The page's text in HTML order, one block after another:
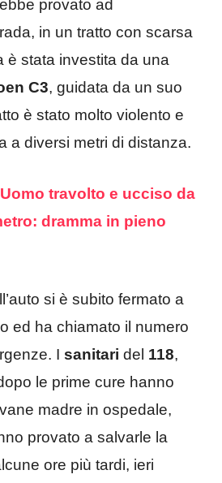
provato ad
in un tratto con scarsa
è stata investita da una
C3, guidata da un suo
è stato molto violento e
a diversi metri di distanza.
Uomo travolto e ucciso da
dramma in pieno
si è subito fermato a
ed ha chiamato il numero
I sanitari del 118,
le prime cure hanno
madre in ospedale,
provato a salvarle la
ore più tardi, ieri